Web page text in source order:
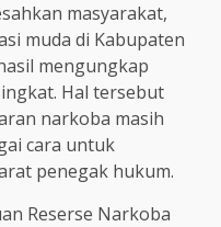
masyarakat,
muda di Kabupaten
mengungkap
Hal tersebut
narkoba masih
cara untuk
penegak hukum.
Reserse Narkoba